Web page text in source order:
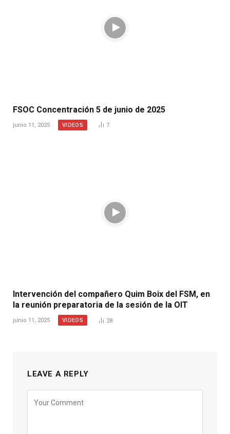
FSOC Concentración 5 de junio de 2025
junio 11, 2025 VIDEOS 7
Intervención del compañero Quim Boix del FSM, en
la reunión preparatoria de la sesión de la OIT
junio 11, 2025 VIDEOS 28
LEAVE A REPLY